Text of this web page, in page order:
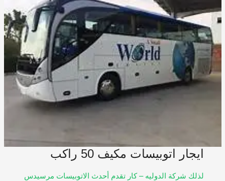
ايجار اتوبيسات مكيف 50 راكب
لذلك شركة الدوليه – كار تقدم أحدث الاتوبيسات مرسيدس